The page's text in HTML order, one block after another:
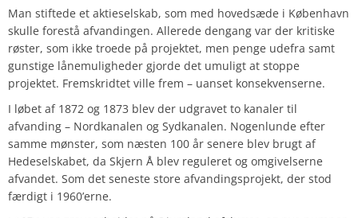
Man stiftede et aktieselskab, som med hovedsæde i København
skulle forestå afvandingen. Allerede dengang var der kritiske
røster, som ikke troede på projektet, men penge udefra samt
gunstige lånemuligheder gjorde det umuligt at stoppe
projektet. Fremskridtet ville frem – uanset konsekvenserne.
I løbet af 1872 og 1873 blev der udgravet to kanaler til
afvanding – Nordkanalen og Sydkanalen. Nogenlunde efter
samme mønster, som næsten 100 år senere blev brugt af
Hedeselskabet, da Skjern Å blev reguleret og omgivelserne
afvandet. Som det seneste store afvandingsprojekt, der stod
færdigt i 1960’erne.